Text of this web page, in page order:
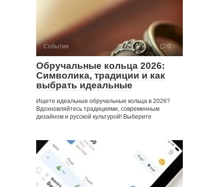
Событие 0
Обручальные кольца 2026:
Символика‚ традиции и как
выбрать идеальные
Ищете идеальные обручальные кольца в 2026?
Вдохновляйтесь традициями, современным
дизайном и русской культурой! Выберите